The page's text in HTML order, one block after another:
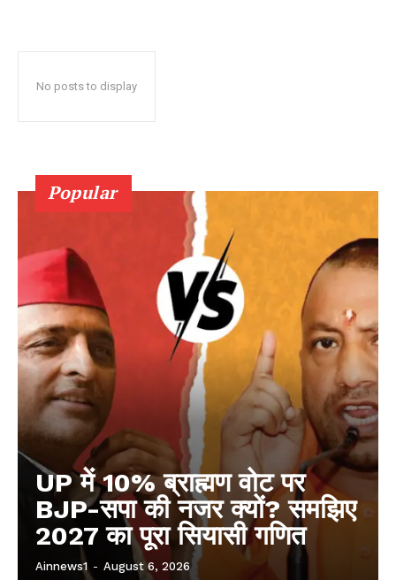
No posts to display
Popular
UP में 10% ब्राह्मण वोट पर
BJP-सपा की नजर क्यों? समझिए
2027 का पूरा सियासी गणित
Ainnews1 - August 6, 2026